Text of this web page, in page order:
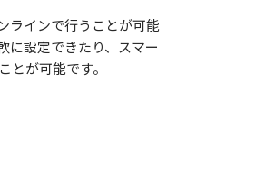
ラインで行うことが可能
に設定できたり、スマー
とが可能です。